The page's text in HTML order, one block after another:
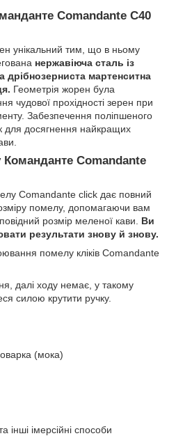
Comandante C40
унікальний тим, що в ньому
нержавіюча сталь із
дрібнозерниста мартенситна
Геометрія жорен була
чудової прохідності зерен при
Забезпечення поліпшеного
для досягнення найкращих
Comandante
Comandante click дає повний
помелу, допомагаючи вам
розмір меленої кави.
Ви
результати знову й знову.
помелу кліків Comandante
далі ходу немає, у такому
силою крутити ручку.
(мока)
імерсійні способи